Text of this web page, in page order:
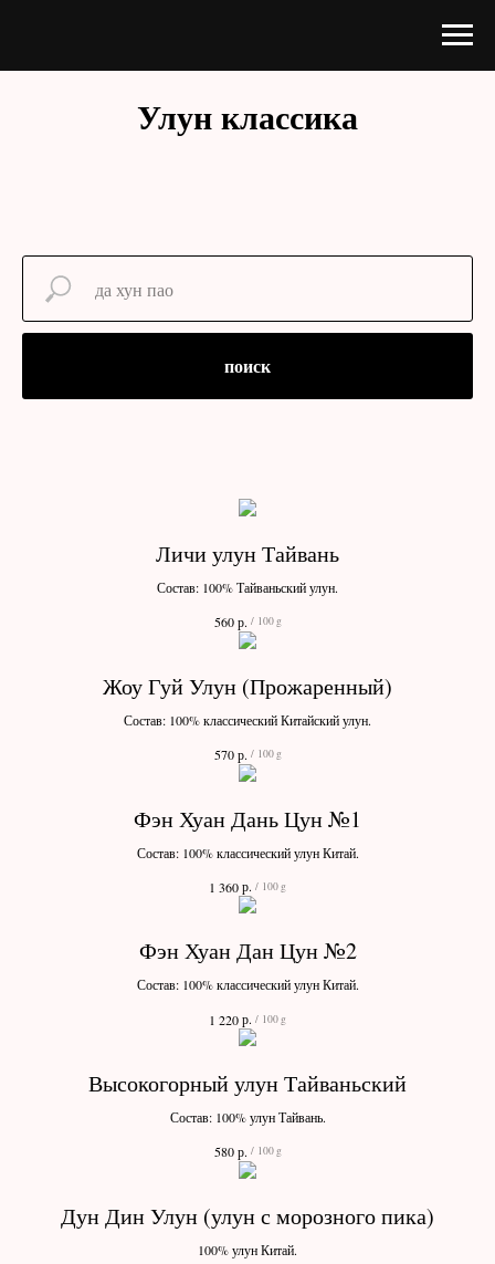
Улун классика
поиск
Личи улун Тайвань
Состав: 100% Тайваньский улун.
560 р. / 100 g
Жоу Гуй Улун (Прожаренный)
Состав: 100% классический Китайский улун.
570 р. / 100 g
Фэн Хуан Дань Цун №1
Состав: 100% классический улун Китай.
1 360р. / 100 g
Фэн Хуан Дан Цун №2
Состав: 100% классический улун Китай.
1 220р. / 100 g
Высокогорный улун Тайваньский
Состав: 100% улун Тайвань.
580 р. / 100 g
Дун Дин Улун (улун с морозного пика)
100% улун Китай.